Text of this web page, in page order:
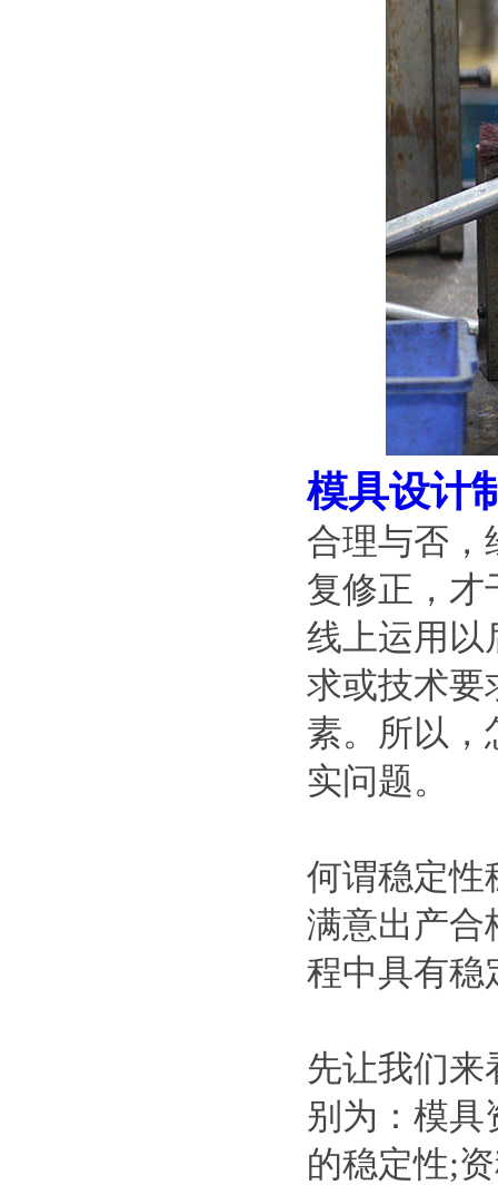
模具设计
合理与否，
复修正，才
线上运用以
求或技术要
素。所以，
实问题。
何谓稳定性
满意出产合
程中具有
先让我们来
别为：模具
的稳定性;